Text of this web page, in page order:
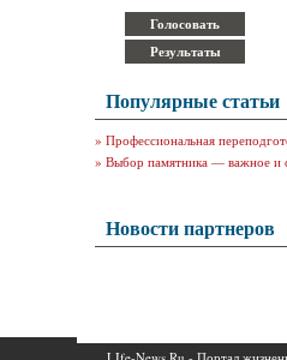
Популярные статьи
» Профессиональная
» Выбор памятника — важное и
Новости партнеров